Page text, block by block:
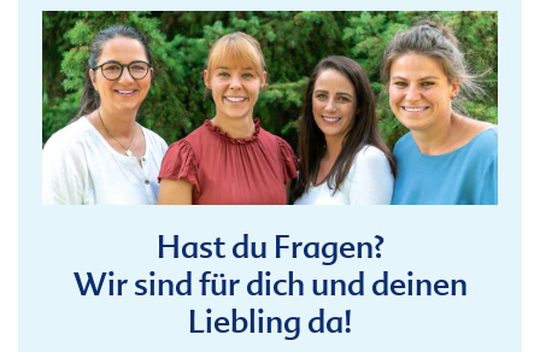
Hast du Fragen?
Wir sind für dich und deinen
Liebling da!